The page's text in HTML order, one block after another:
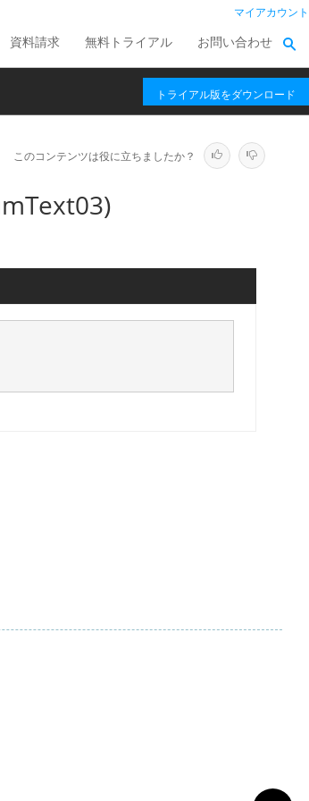
マイアカウント
資料請求 無料トライアル お問い合わせ
トライアル版をダウンロード
このコンテンツは役に立ちましたか？